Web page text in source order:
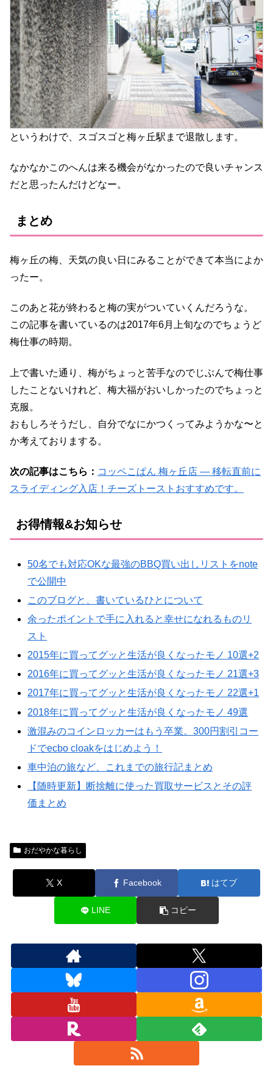
というわけで、スゴスゴと梅ヶ丘駅まで退散します。
なかなかこのへんは来る機会がなかったので良いチャンス
だと思ったんだけどなー。
まとめ
梅ヶ丘の梅、天気の良い日にみることができて本当によか
ったー。
このあと花が終わると梅の実がついていくんだろうな。
この記事を書いているのは2017年6月上旬なのでちょうど
梅仕事の時期。
上で書いた通り、梅がちょっと苦手なのでじぶんで梅仕事
したことないけれど、梅大福がおいしかったのでちょっと
克服。
おもしろそうだし、自分でなにかつくってみようかな〜と
か考えておりまする。
次の記事はこちら： コッペこぱん 梅ヶ丘店 ― 移転直前に
スライディング入店！チーズトーストおすすめです。
お得情報&お知らせ
50名でも対応OKな最強のBBQ買い出しリストをnote
で公開中
このブログと、書いているひとについて
余ったポイントで手に入れると幸せになれるものリ
スト
2015年に買ってグッと生活が良くなったモノ 10選+2
2016年に買ってグッと生活が良くなったモノ 21選+3
2017年に買ってグッと生活が良くなったモノ 22選+1
2018年に買ってグッと生活が良くなったモノ 49選
激混みのコインロッカーはもう卒業。300円割引コー
ドでecbo cloakをはじめよう！
車中泊の旅など、これまでの旅行記まとめ
【随時更新】断捨離に使った買取サービスとその評
価まとめ
おだやかな暮らし
X Facebook はてブ
LINE コピー